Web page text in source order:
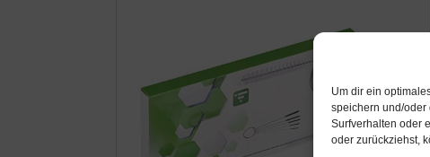
Um dir ein
speichern und/oder
Surfverhalten oder
oder zurückziehst,